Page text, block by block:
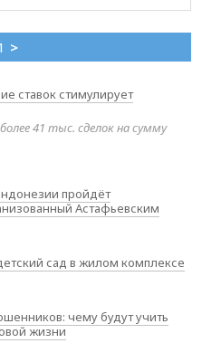
>
ставок стимулирует
41 тыс. сделок на сумму
пройдёт
Астафьевским
сад в жилом комплексе
чему будут учить
жизни